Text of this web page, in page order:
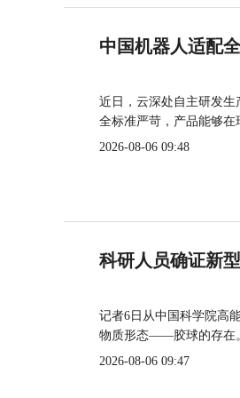
中国机器人适配
近日，云深处自主研发
全标准严苛，产品能够在
2026-08-06 09:48
科研人员确证新
记者6日从中国科学院高
物质形态——胶球的存在
2026-08-06 09:47